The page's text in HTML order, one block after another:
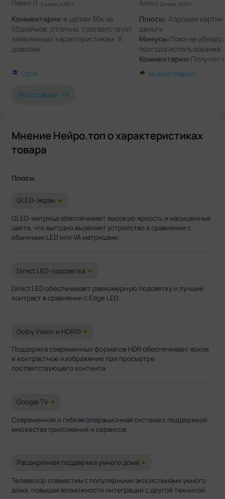
Павел Л. 5 июня 2025 г.
Комментарии:в целом 36к за
50дюймов. отлично. соответствует
заявленным характеристикам. Я
доволен.
Ozon
Алекс 24 мая 2025 г.
Плюсы: Хорошая
деньги
Минусы:Пока не
полгода использования
Комментарии:Получил
хотел за данный бюджет
копейками)
Яндекс.Маркет
Все отзывы
Мнение Нейро.топ о характеристиках
товара
Плюсы
QLED-экран +
QLED-матрица обеспечивает высокую яркость и насыщенные
цвета, что выгодно выделяет устройство в сравнении с
обычными LED или VA матрицами.
Direct LED-подсветка +
Direct LED обеспечивает равномерную подсветку и лучший
контраст в сравнении с Edge LED.
Dolby Vision и HDR10 +
Поддержка современных форматов HDR обеспечивает яркое
и контрастное изображение при просмотре
соответствующего контента.
Google TV +
Современная и гибкая операционная система с поддержкой
множества приложений и сервисов.
Расширенная поддержка умного дома +
Телевизор совместим с популярными экосистемами умного
дома, повышая возможности интеграции с другой техникой.